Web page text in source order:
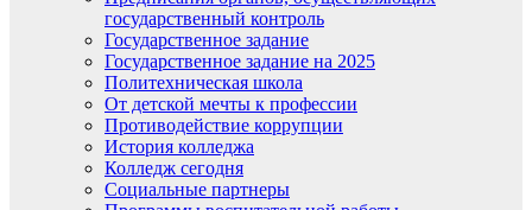
государственный контроль
Государственное задание
Государственное задание на 2025
Политехническая школа
От детской мечты к профессии
Противодействие коррупции
История колледжа
Колледж сегодня
Социальные партнеры